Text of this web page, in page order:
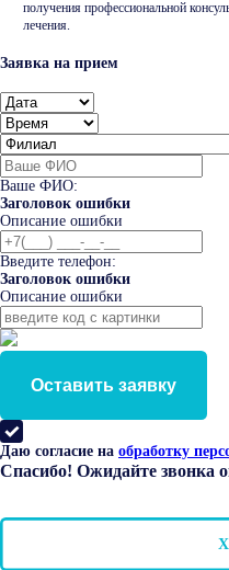
получения профессиональной
лечения.
Заявка на прием
Ваше ФИО:
Заголовок ошибки
Описание ошибки
Введите телефон:
Заголовок ошибки
Описание ошибки
Оставить заявку
Даю согласие на обработку
Спасибо! Ожидайте звонка